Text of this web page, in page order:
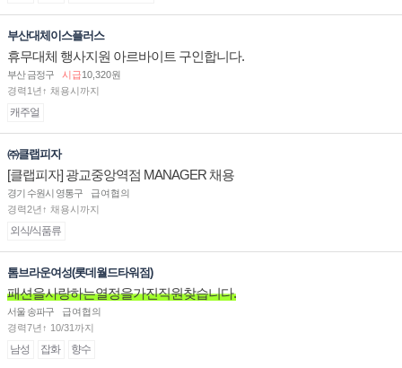
부산대체이스플러스
휴무대체 행사지원 아르바이트 구인합니다.
부산 금정구 시급10,320원
경력1년↑ 채용시까지
캐주얼
㈜클랩피자
[클랩피자] 광교중앙역점 MANAGER 채용
경기 수원시 영통구
급여협의
경력2년↑ 채용시까지
외식/식품류
톰브라운여성(롯데월드타워점)
패션을사랑하는열정을가진직원찾습니다.
서울 송파구
급여협의
경력7년↑ 10/31까지
남성 잡화 향수